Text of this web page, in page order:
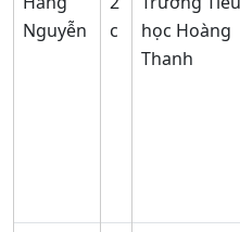
Nguyễn
c
học Hoàng
Thanh